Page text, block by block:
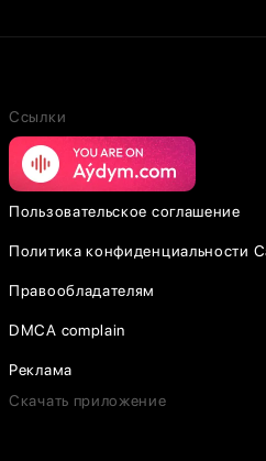
Ссылки
Пользовательское соглашение
Политика конфиденциальности
Правообладателям
DMCA complain
Реклама
Скачать приложение